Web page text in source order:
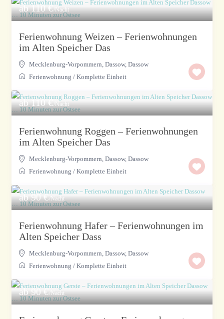
ab 110 €/Nacht
Ferienwohnung Weizen – Ferienwohnungen
im Alten Speicher Das
Mecklenburg-Vorpommern, Dassow,Dassow
Ferienwohnung /Komplette Einheit
ab 110 €/Nacht
Ferienwohnung Roggen – Ferienwohnungen
im Alten Speicher Das
Mecklenburg-Vorpommern, Dassow,Dassow
Ferienwohnung /Komplette Einheit
ab 90 €/Nacht
Ferienwohnung Hafer – Ferienwohnungen im
Alten Speicher Dass
Mecklenburg-Vorpommern, Dassow,Dassow
Ferienwohnung /Komplette Einheit
ab 90 €/Nacht